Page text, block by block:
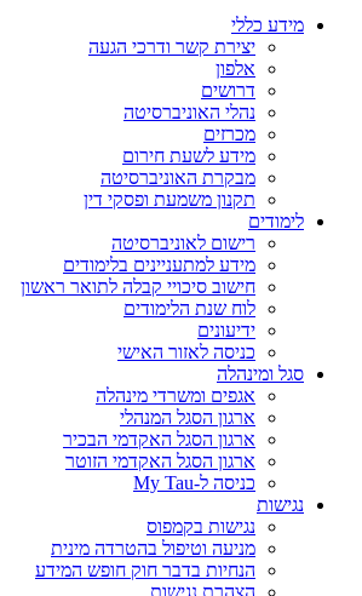
מידע כללי
יצירת קשר ודרכי הגעה
אלפון
דרושים
נהלי האוניברסיטה
מכרזים
מידע לשעת חירום
מבקרת האוניברסיטה
תקנון משמעת ופסקי דין
לימודים
רישום לאוניברסיטה
מידע למתעניינים בלימודים
חישוב סיכויי קבלה לתואר ראשון
לוח שנת הלימודים
ידיעונים
כניסה לאזור האישי
סגל ומינהלה
אגפים ומשרדי מינהלה
ארגון הסגל המנהלי
ארגון הסגל האקדמי הבכיר
ארגון הסגל האקדמי הזוטר
כניסה ל-My Tau
נגישות
נגישות בקמפוס
מניעה וטיפול בהטרדה מינית
הנחיות בדבר חוק חופש המידע
הצהרת נגישות